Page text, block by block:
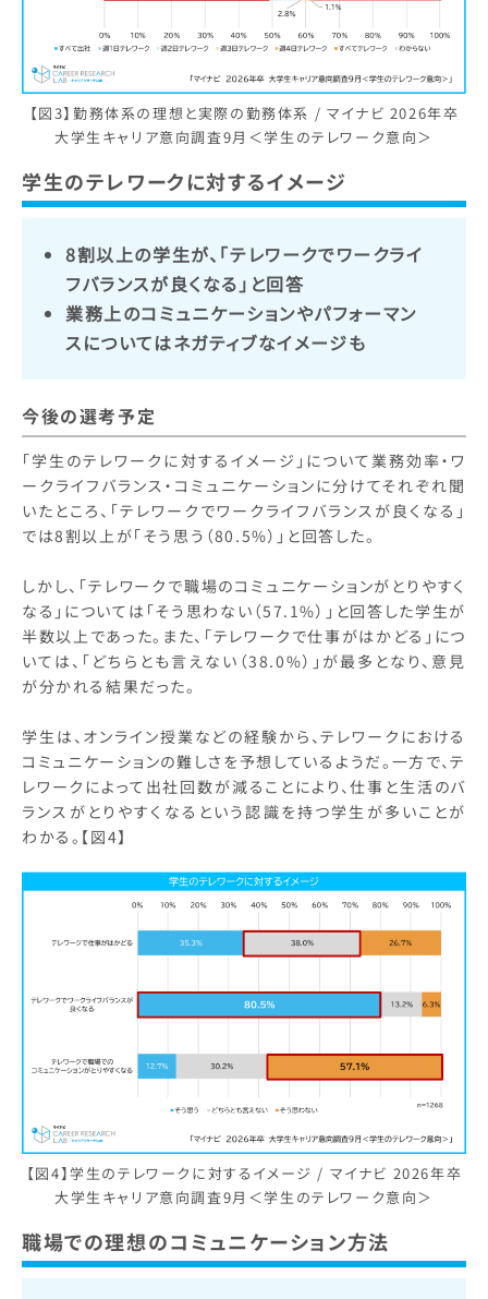
【図3】勤務体系の理想と実際の勤務体系 / マイナビ 2026年卒
大学生キャリア意向調査9月＜学生のテレワーク意向＞
学生のテレワークに対するイメージ
8割以上の学生が、「テレワークでワークライ
フバランスが良くなる」と回答
業務上のコミュニケーションやパフォーマン
スについてはネガティブなイメージも
今後の選考予定
「学生のテレワークに対するイメージ」について業務効率・ワ
ークライフバランス・コミュニケーションに分けてそれぞれ聞
いたところ、「テレワークでワークライフバランスが良くなる」
では8割以上が「そう思う（80.5%）」と回答した。
しかし、「テレワークで職場のコミュニケーションがとりやすく
なる」については「そう思わない（57.1%）」と回答した学生が
半数以上であった。また、「テレワークで仕事がはかどる」につ
いては、「どちらとも言えない（38.0%）」が最多となり、意見
が分かれる結果だった。
学生は、オンライン授業などの経験から、テレワークにおける
コミュニケーションの難しさを予想しているようだ。一方で、テ
レワークによって出社回数が減ることにより、仕事と生活のバ
ランスがとりやすくなるという認識を持つ学生が多いことが
わかる。【図4】
【図4】学生のテレワークに対するイメージ / マイナビ 2026年卒
大学生キャリア意向調査9月＜学生のテレワーク意向＞
職場での理想のコミュニケーション方法